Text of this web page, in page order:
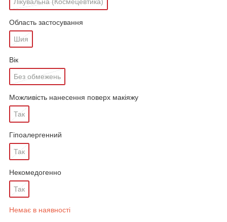
Область застосування
Шия
Вік
Без обмежень
Можливість нанесення поверх макіяжу
Так
Гіпоалергенний
Так
Некомедогенно
Так
Немає в наявності